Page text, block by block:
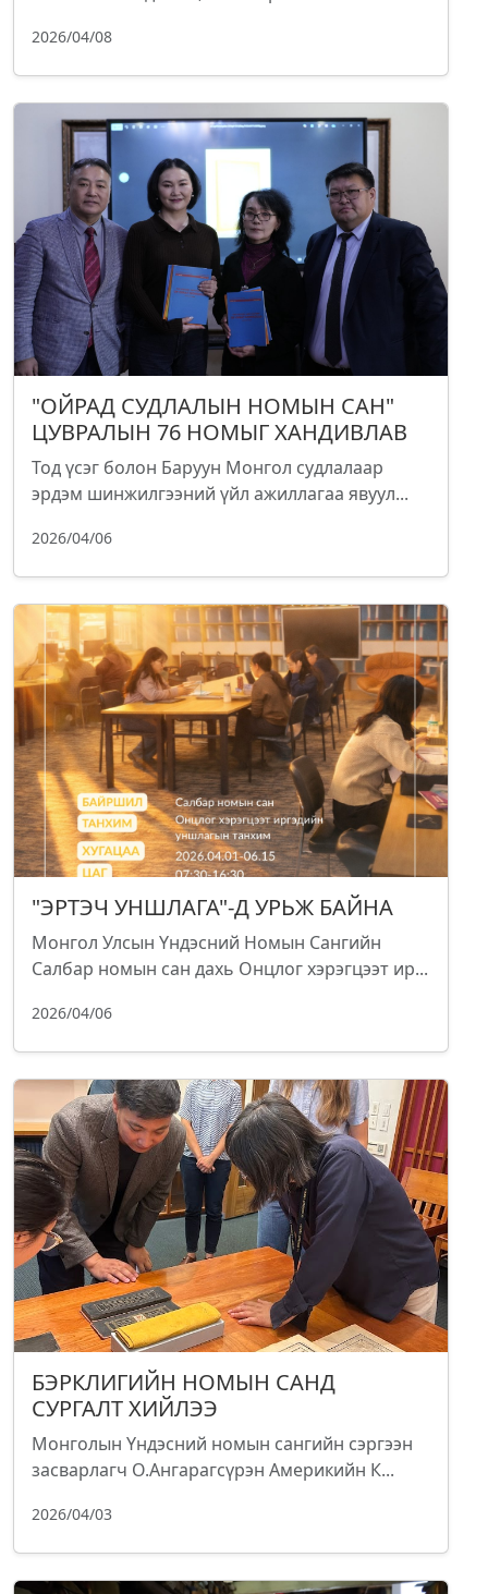
2026/04/08
"ОЙРАД СУДЛАЛЫН НОМЫН САН"
ЦУВРАЛЫН 76 НОМЫГ ХАНДИВЛАВ
Тод үсэг болон Баруун Монгол судлалаар
эрдэм шинжилгээний үйл ажиллагаа явуул...
2026/04/06
"ЭРТЭЧ УНШЛАГА"-Д УРЬЖ БАЙНА
Монгол Улсын Үндэсний Номын Сангийн
Салбар номын сан дахь Онцлог хэрэгцээт ир...
2026/04/06
БЭРКЛИГИЙН НОМЫН САНД
СУРГАЛТ ХИЙЛЭЭ
Монголын Үндэсний номын сангийн сэргээн
засварлагч О.Ангарагсүрэн Америкийн К...
2026/04/03